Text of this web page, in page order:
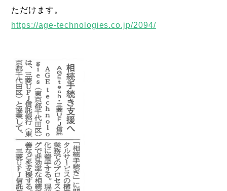
ただけます。
https://age-technologies.co.jp/2094/